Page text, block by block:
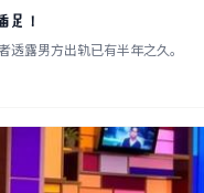
足！
露男方出轨已有半年之久。